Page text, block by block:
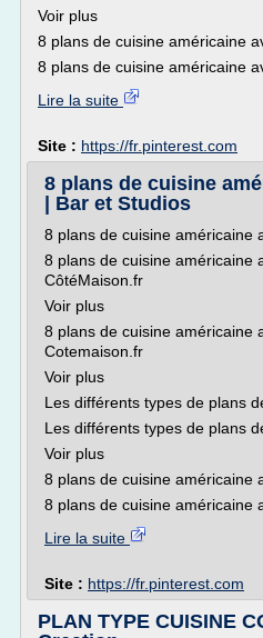
Voir plus
8 plans de cuisine américaine
8 plans de cuisine américaine
Lire la suite
Site : https://fr.pinterest.com
8 plans de cuisine
| Bar et Studios
8 plans de cuisine américaine
8 plans de cuisine américaine
CôtéMaison.fr
Voir plus
8 plans de cuisine américaine
Cotemaison.fr
Voir plus
Les différents types de plans
Les différents types de plans
Voir plus
8 plans de cuisine américaine
8 plans de cuisine américaine
Lire la suite
Site : https://fr.pinterest.com
PLAN TYPE CUISINE